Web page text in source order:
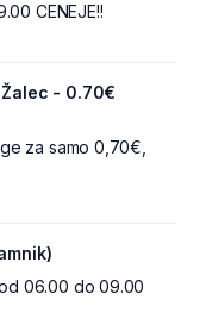
CENEJE!!
Žalec - 0.70€
za samo 0,70€,
06.00 do 09.00